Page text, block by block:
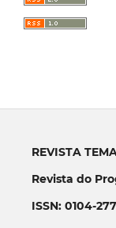
REVISTA
Revista do
ISSN: 0104-